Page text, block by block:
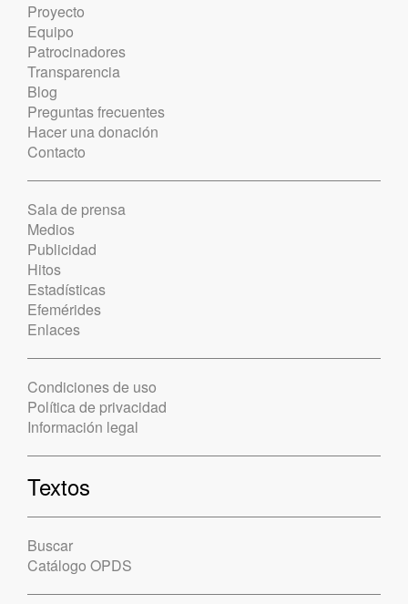
Proyecto
Equipo
Patrocinadores
Transparencia
Blog
Preguntas frecuentes
Hacer una donación
Contacto
Sala de prensa
Medios
Publicidad
Hitos
Estadísticas
Efemérides
Enlaces
Condiciones de uso
Política de privacidad
Información legal
Textos
Buscar
Catálogo OPDS